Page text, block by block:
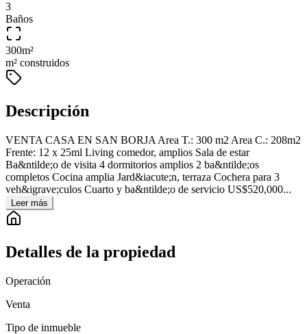
3
Baños
300m²
m² construidos
Descripción
VENTA CASA EN SAN BORJA Area T.: 300 m2 Area C.: 208m2
Frente: 12 x 25ml Living comedor, amplios Sala de estar
Ba&ntilde;o de visita 4 dormitorios amplios 2 ba&ntilde;os
completos Cocina amplia Jard&iacute;n, terraza Cochera para 3
veh&igrave;culos Cuarto y ba&ntilde;o de servicio US$520,000...
Leer más
Detalles de la propiedad
Operación
Venta
Tipo de inmueble